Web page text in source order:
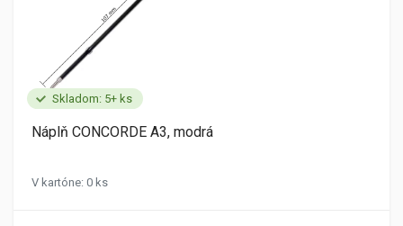
Skladom: 5+ ks
Náplň CONCORDE A3, modrá
V kartóne: 0 ks